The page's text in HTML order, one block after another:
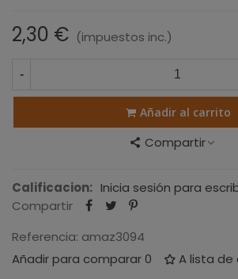
2,30 € (impuestos inc.)
-
Añadir al carrito
Compartir
Calificacion: Inicia sesión para
Compartir
Referencia: amaz3094
Añadir para comparar0 A lista de